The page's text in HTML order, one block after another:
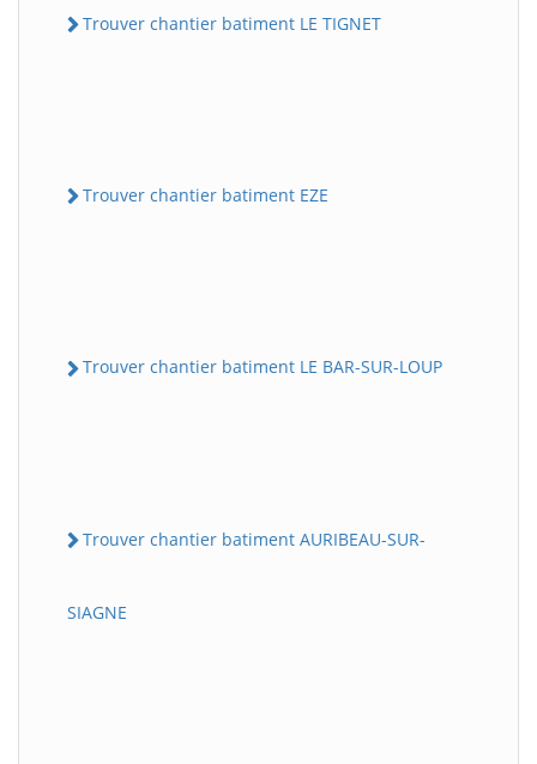
Trouver chantier batiment LE TIGNET
Trouver chantier batiment EZE
Trouver chantier batiment LE BAR-SUR-LOUP
Trouver chantier batiment AURIBEAU-SUR-
SIAGNE